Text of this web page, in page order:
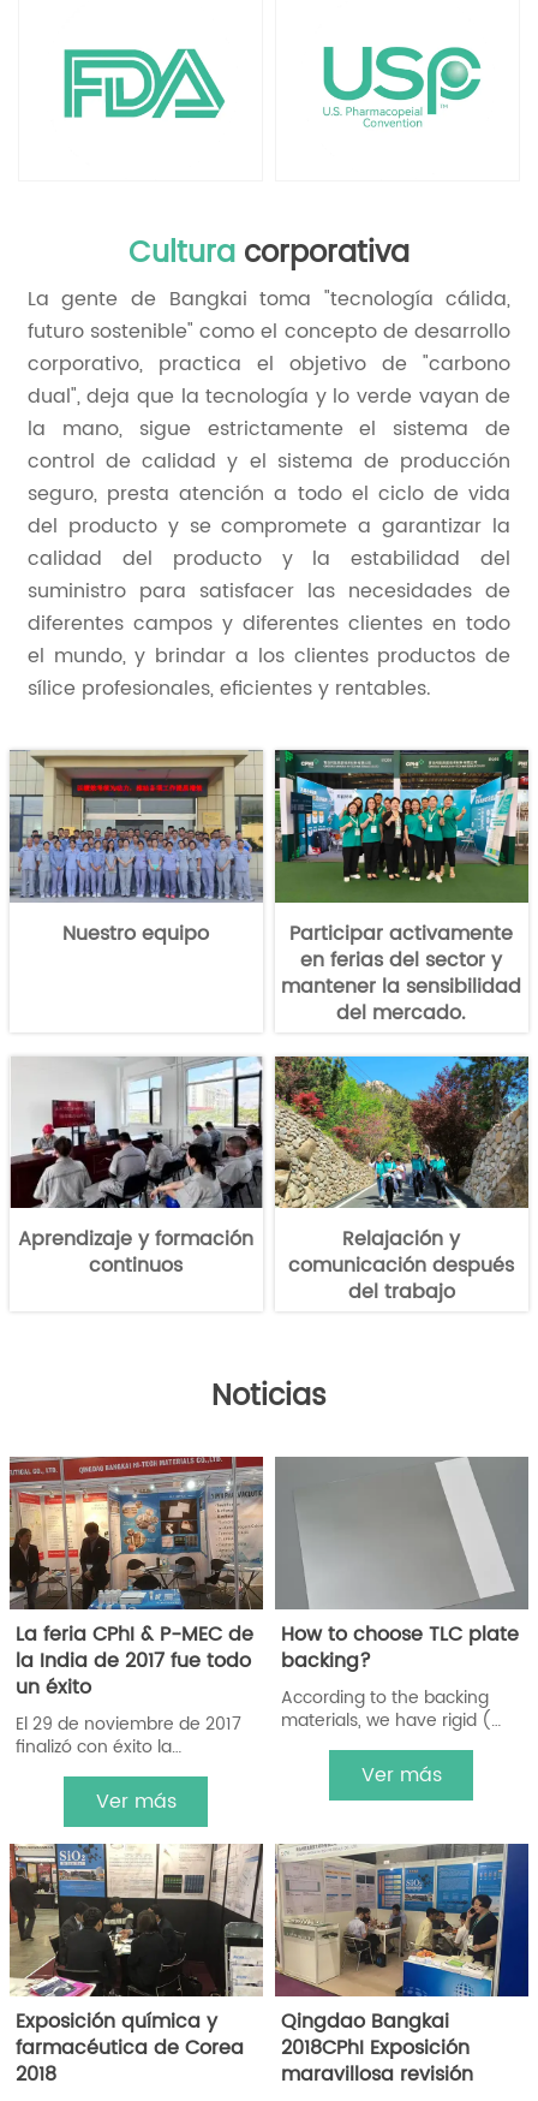
Cultura corporativa
La gente de Bangkai toma "tecnología cálida,
futuro sostenible" como el concepto de desarrollo
corporativo, practica el objetivo de "carbono
dual", deja que la tecnología y lo verde vayan de
la mano, sigue estrictamente el sistema de
control de calidad y el sistema de producción
seguro, presta atención a todo el ciclo de vida
del producto y se compromete a garantizar la
calidad del producto y la estabilidad del
suministro para satisfacer las necesidades de
diferentes campos y diferentes clientes en todo
el mundo, y brindar a los clientes productos de
sílice profesionales, eficientes y rentables.
Nuestro equipo
Participar activamente
en ferias del sector y
mantener la sensibilidad
del mercado.
Aprendizaje y formación
continuos
Relajación y
comunicación después
del trabajo
Noticias
La feria CPhI & P-MEC de
la India de 2017 fue todo
un éxito
El 29 de noviembre de 2017
finalizó con éxito la
(Exposición Mundial de
Productos Farmacéuticos)
de la India. La Exposición
Mundial de Materias Primas
Farmacéuticas, Maquinaria y
Materiales Farmacéuticos, y
Materiales de Envasado
Farmacéutico India es una.
Ver más
How to choose TLC plate
backing?
According to the backing
materials, we have rigid (
plate( aluminum and plastic
Ver más
Exposición química y
farmacéutica de Corea
2018
Qingdao Bangkai
2018CPhI Exposición
maravillosa revisión